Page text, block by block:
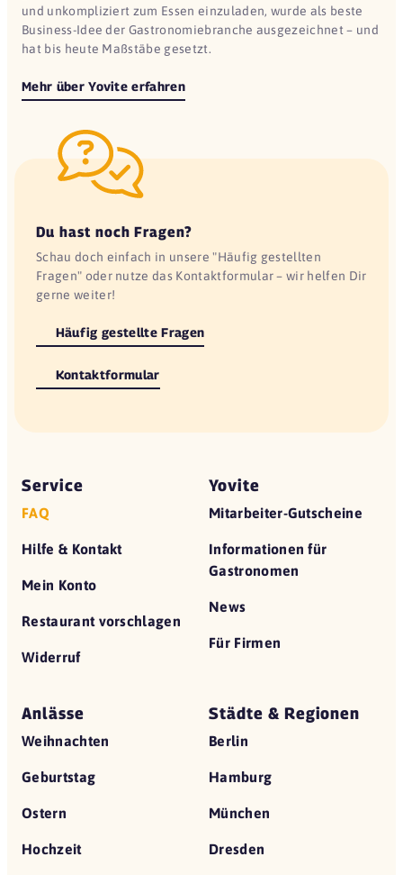
und unkompliziert zum Essen einzuladen, wurde als beste
Business-Idee der Gastronomiebranche ausgezeichnet – und
hat bis heute Maßstäbe gesetzt.
Mehr über Yovite erfahren
Du hast noch Fragen?
Schau doch einfach in unsere "Häufig gestellten
Fragen" oder nutze das Kontaktformular – wir helfen Dir
gerne weiter!
Häufig gestellte Fragen
Kontaktformular
Service
FAQ
Hilfe & Kontakt
Mein Konto
Restaurant vorschlagen
Widerruf
Yovite
Mitarbeiter-Gutscheine
Informationen für
Gastronomen
News
Für Firmen
Anlässe
Weihnachten
Geburtstag
Ostern
Hochzeit
Städte & Regionen
Berlin
Hamburg
München
Dresden